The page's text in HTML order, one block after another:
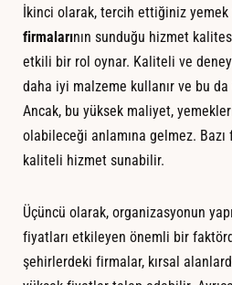
İkinci olarak, tercih ettiğiniz yemek
firmalarının sunduğu hizmet
etkili bir rol oynar. Kaliteli ve
daha iyi malzeme kullanır ve bu
Ancak, bu yüksek maliyet,
olabileceği anlamına gelmez.
kaliteli hizmet sunabilir.
Üçüncü olarak, organizasyonun
fiyatları etkileyen önemli bir
şehirlerdeki firmalar, kırsal